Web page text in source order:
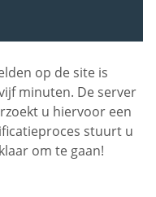
op de site is
minuten. De server
u hiervoor een
stuurt u
om te gaan!